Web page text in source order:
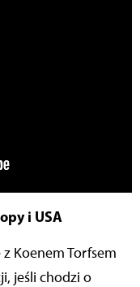
i USA
Koenem Torfsem
jeśli chodzi o